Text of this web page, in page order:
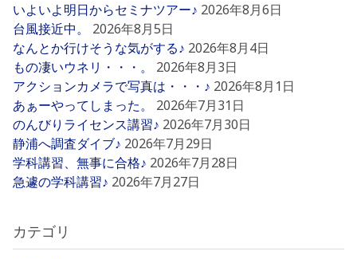
いよいよ明日からセミナツアー♪ 2026年8月6日
台風接近中。
2026年8月5日
なんとか行けそうな気がする♪ 2026年8月4日
もの凄いウネリ・・・。
2026年8月3日
アクションカメラで写真は・・・♪ 2026年8月1日
あぁーやってしまった。
2026年7月31日
のんびりライセンス講習♪ 2026年7月30日
静浦へ調査ダイブ♪ 2026年7月29日
学科講習、無事に合格♪ 2026年7月28日
急遽の学科講習♪ 2026年7月27日
カテゴリ